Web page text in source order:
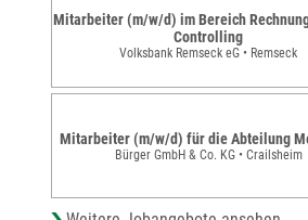
Mitarbeiter (m/w/d) im Bereich
Controlling
Volksbank Remseck eG • Remseck
Mitarbeiter (m/w/d) für die Abteilung
Bürger GmbH & Co. KG • Crailsheim